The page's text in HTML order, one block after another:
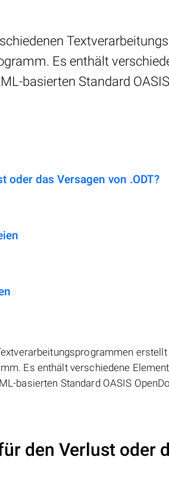
Es enthält
basierten Standard
das Versagen von .ODT?
erstellt
Es enthält verschiedene
basierten Standard OASIS
den Verlust oder